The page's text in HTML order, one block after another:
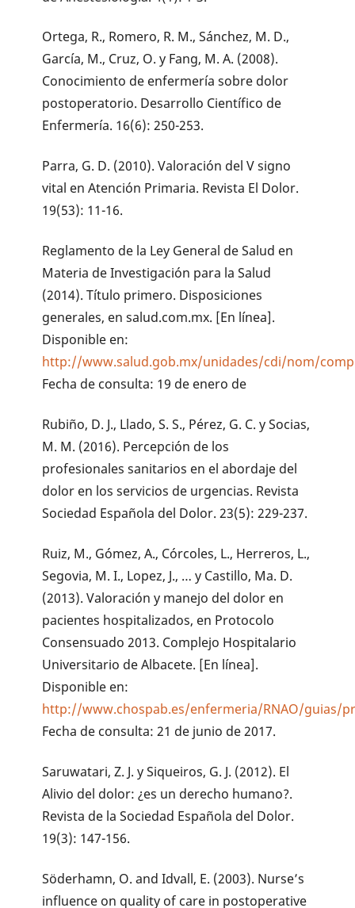
Ortega, R., Romero, R. M., Sánchez, M. D.,
García, M., Cruz, O. y Fang, M. A. (2008).
Conocimiento de enfermería sobre dolor
postoperatorio. Desarrollo Científico de
Enfermería. 16(6): 250-253.
Parra, G. D. (2010). Valoración del V signo
vital en Atención Primaria. Revista El Dolor.
19(53): 11-16.
Reglamento de la Ley General de Salud en
Materia de Investigación para la Salud
(2014). Título primero. Disposiciones
generales, en salud.com.mx. [En línea].
Disponible en:
http://www.salud.gob.mx/unidades/cdi/nom/
Fecha de consulta: 19 de enero de
Rubiño, D. J., Llado, S. S., Pérez, G. C. y Socias,
M. M. (2016). Percepción de los
profesionales sanitarios en el abordaje del
dolor en los servicios de urgencias. Revista
Sociedad Española del Dolor. 23(5): 229-237.
Ruiz, M., Gómez, A., Córcoles, L., Herreros, L.,
Segovia, M. I., Lopez, J., … y Castillo, Ma. D.
(2013). Valoración y manejo del dolor en
pacientes hospitalizados, en Protocolo
Consensuado 2013. Complejo Hospitalario
Universitario de Albacete. [En línea].
Disponible en:
http://www.chospab.es/enfermeria/RNAO/guias/
Fecha de consulta: 21 de junio de 2017.
Saruwatari, Z. J. y Siqueiros, G. J. (2012). El
Alivio del dolor: ¿es un derecho humano?.
Revista de la Sociedad Española del Dolor.
19(3): 147-156.
Söderhamn, O. and Idvall, E. (2003). Nurse’s
influence on quality of care in postoperative